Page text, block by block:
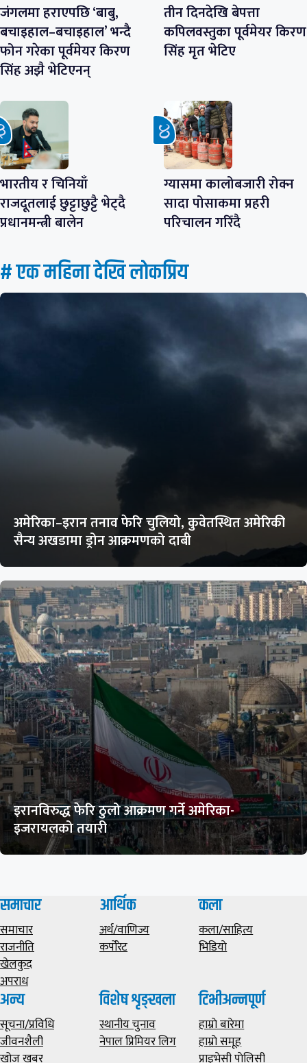
जंगलमा हराएपछि ‘बाबु,
बचाइहाल–बचाइहाल’ भन्दै
फोन गरेका पूर्वमेयर किरण
सिंह अझै भेटिएनन्
तीन दिनदेखि बेपत्ता
कपिलवस्तुका पूर्वमेयर किरण
सिंह मृत भेटिए
भारतीय र चिनियाँ
राजदूतलाई छुट्टाछुट्टै भेट्दै
प्रधानमन्त्री बालेन
ग्यासमा कालोबजारी रोक्न
सादा पोसाकमा प्रहरी
परिचालन गरिँदै
# एक महिना देखि लाेकप्रिय
अमेरिका–इरान तनाव फेरि चुलियो, कुवेतस्थित अमेरिकी
सैन्य अखडामा ड्रोन आक्रमणको दाबी
इरानविरुद्ध फेरि ठुलो आक्रमण गर्ने अमेरिका-
इजरायलको तयारी
समाचार
समाचार
राजनीति
खेलकुद
अपराध
आर्थिक
अर्थ/वाणिज्य
कर्पोरेट
कला
कला/साहित्य
भिडियाे
अन्य
सूचना/प्रविधि
जीवनशैली
खोज खबर
विशेष शृङ्खला
स्थानीय चुनाव
नेपाल प्रिमियर लिग
टिभीअन्नपूर्ण
हाम्राे बारेमा
हाम्राे समूह
प्राइभेसी पाेलिसी